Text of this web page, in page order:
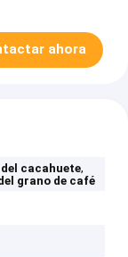
ahora
cacahuete,
grano de café